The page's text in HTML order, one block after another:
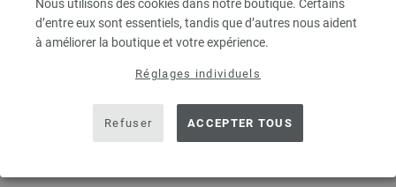
Nous utilisons des cookies dans notre boutique. Certains
d’entre eux sont essentiels, tandis que d’autres nous aident
à améliorer la boutique et votre expérience.
Réglages individuels
Refuser ACCEPTER TOUS
Ajouter à liste d'envies